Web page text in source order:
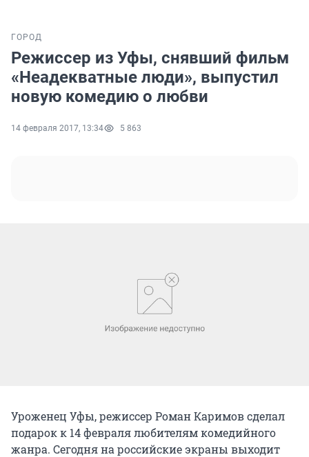
ГОРОД
Режиссер из Уфы, снявший фильм
«Неадекватные люди», выпустил
новую комедию о любви
14 февраля 2017, 13:34 5 863
Уроженец Уфы, режиссер Роман Каримов сделал
подарок к 14 февраля любителям комедийного
жанра. Сегодня на российские экраны выходит